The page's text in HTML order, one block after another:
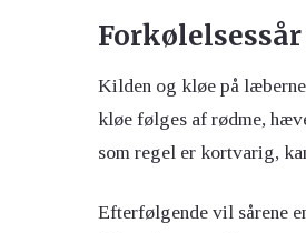
Kilden og kløe på
kløe følges af rødme,
som regel er kortvarig,
Efterfølgende vil sårene